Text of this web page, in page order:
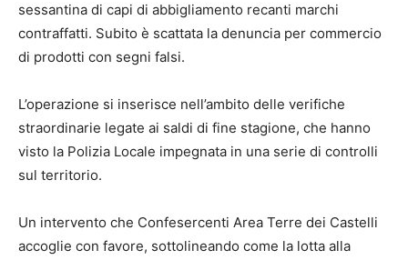
sessantina di capi di abbigliamento recanti marchi
contraffatti. Subito è scattata la denuncia per commercio
di prodotti con segni falsi.
L’operazione si inserisce nell’ambito delle verifiche
straordinarie legate ai saldi di fine stagione, che hanno
visto la Polizia Locale impegnata in una serie di controlli
sul territorio.
Un intervento che Confesercenti Area Terre dei Castelli
accoglie con favore, sottolineando come la lotta alla